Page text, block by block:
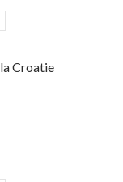
Croatie